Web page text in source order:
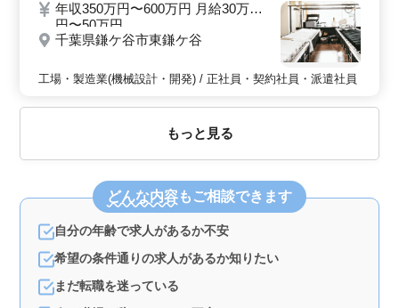
年収350万円〜600万円 月給30万
円〜50万円
千葉県鎌ケ谷市東鎌ケ谷
工場・製造業(機械設計・開発) / 正社員・契約社員・派遣社員
もっと見る
どんな内容もご相談できます
自分の年齢で求人があるか不安
希望の条件通りの求人があるか知りたい
まだ転職を迷っている